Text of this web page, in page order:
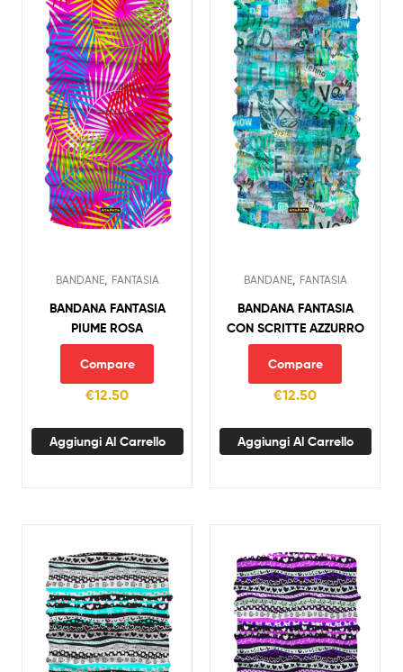
BANDANE, FANTASIA
BANDANA FANTASIA
PIUME ROSA
Compare
€12.50
Aggiungi Al Carrello
BANDANE, FANTASIA
BANDANA FANTASIA
CON SCRITTE AZZURRO
Compare
€12.50
Aggiungi Al Carrello